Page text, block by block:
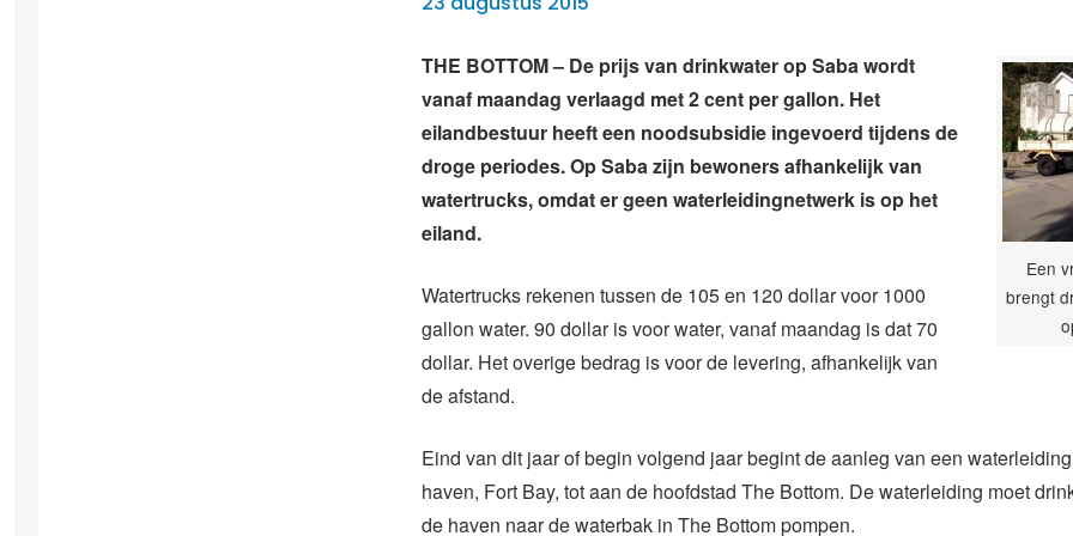
Een
brengt
THE BOTTOM – De prijs van drinkwater op Saba wordt
vanaf maandag verlaagd met 2 cent per gallon. Het
eilandbestuur heeft een noodsubsidie ingevoerd tijdens de
droge periodes. Op Saba zijn bewoners afhankelijk van
watertrucks, omdat er geen waterleidingnetwerk is op het
eiland.
Watertrucks rekenen tussen de 105 en 120 dollar voor 1000
gallon water. 90 dollar is voor water, vanaf maandag is dat 70
dollar. Het overige bedrag is voor de levering, afhankelijk van
de afstand.
Eind van dit jaar of begin volgend jaar begint de aanleg van een
haven, Fort Bay, tot aan de hoofdstad The Bottom. De waterleiding moet
de haven naar de waterbak in The Bottom pompen.